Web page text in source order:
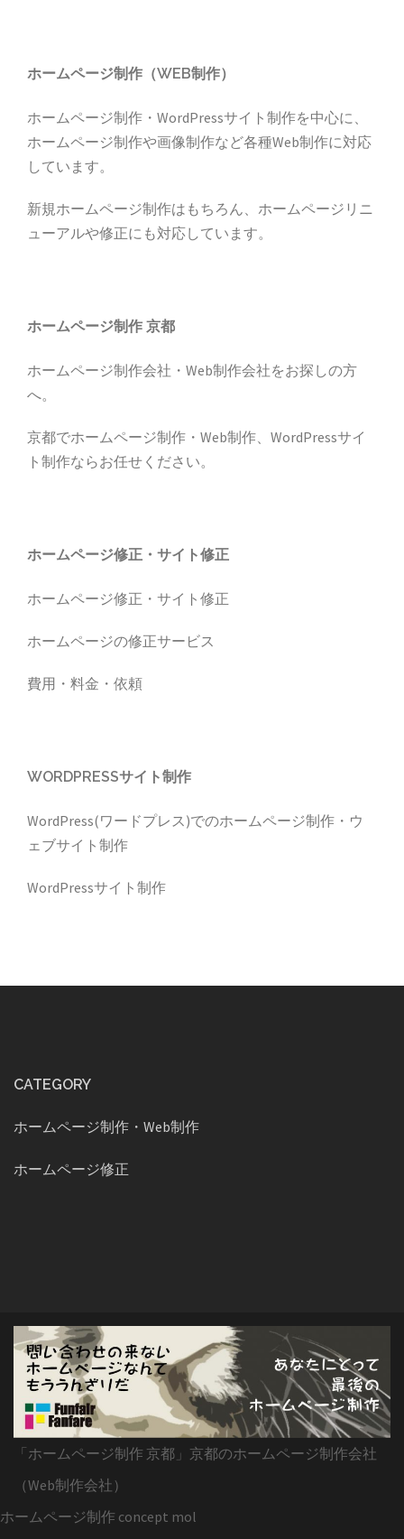
ホームページ制作（WEB制作）
ホームページ制作・WordPressサイト制作を中心に、
ホームページ制作や画像制作など各種Web制作に対応
しています。
新規ホームページ制作はもちろん、ホームページリニ
ューアルや修正にも対応しています。
ホームページ制作 京都
ホームページ制作会社・Web制作会社をお探しの方
へ。
京都でホームページ制作・Web制作、WordPressサイ
ト制作ならお任せください。
ホームページ修正・サイト修正
ホームページ修正・サイト修正
ホームページの修正サービス
費用・料金・依頼
WORDPRESSサイト制作
WordPress(ワードプレス)でのホームページ制作・ウ
ェブサイト制作
WordPressサイト制作
CATEGORY
ホームページ制作・Web制作
ホームページ修正
「ホームページ制作 京都」京都のホームページ制作会社
（Web制作会社）
ホームページ制作 concept mol